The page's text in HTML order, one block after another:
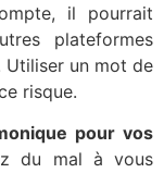
il pourrait
plateformes
Utiliser un mot de
risque.
pour vos
du mal à vous